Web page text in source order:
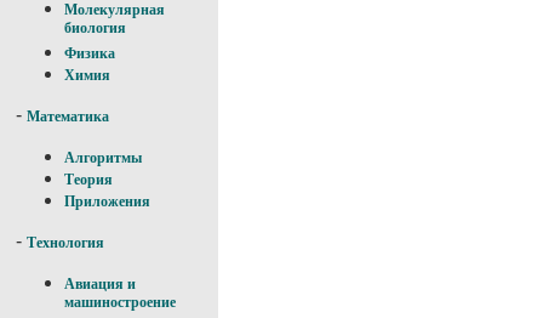
Молекулярная
биология
Физика
Химия
- Математика
Алгоритмы
Теория
Приложения
- Технология
Авиация и
машиностроение